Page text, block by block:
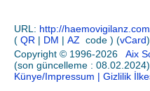
URL: http://
( QR | DM | AZ code ) (vCard)
Copyright © 1996-2026 Aix
(son güncelleme : 08.02.2024)
Künye/Impressum | Gizlilik